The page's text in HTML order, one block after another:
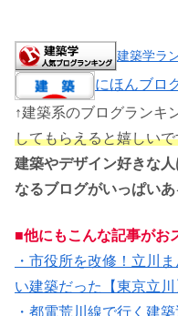
建築学ラ
にほんブロ
↑建築系のブログランキ
してもらえると嬉しい
建築やデザイン好きな
なるブログがいっぱい
■他にもこんな記事がお
・市役所を改修！立川
い建築だった【東京立川
・都電荒川線で行く建